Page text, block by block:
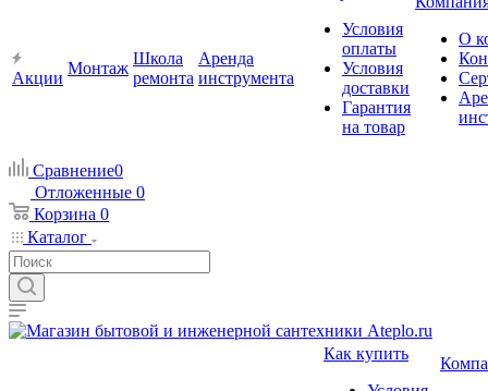
Акции
Монтаж
Школа
ремонта
Аренда
инструмента
Условия
оплаты
Условия
доставки
Гарантия
на товар
О
Сравнение0
Отложенные 0
Корзина 0
Каталог
Как купить